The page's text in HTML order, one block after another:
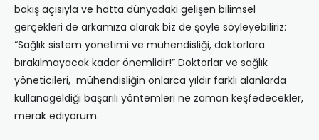
bakış açısıyla ve hatta dünyadaki gelişen bilimsel
gerçekleri de arkamıza alarak biz de şöyle söyleyebiliriz:
“Sağlık sistem yönetimi ve mühendisliği, doktorlara
bırakılmayacak kadar önemlidir!” Doktorlar ve sağlık
yöneticileri, mühendisliğin onlarca yıldır farklı alanlarda
kullanageldiği başarılı yöntemleri ne zaman keşfedecekler,
merak ediyorum.